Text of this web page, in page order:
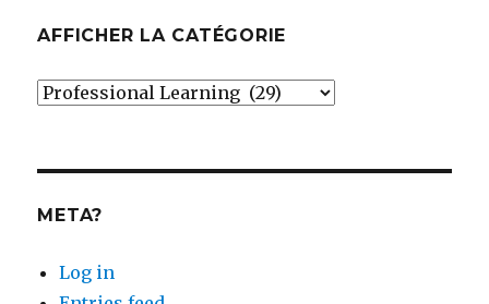
AFFICHER LA CATÉGORIE
Afficher
META?
Log in